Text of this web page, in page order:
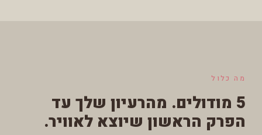
מה כלול
5 מודולים. מהרעיון שלך עד
הפרק הראשון שיוצא לאוויר.